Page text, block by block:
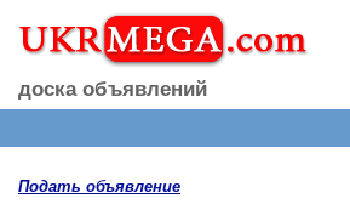
доска объявлений
Подать объявление